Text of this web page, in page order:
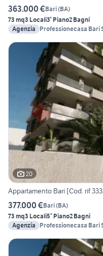
363.000 €Bari(BA)
73 mq3 Locali3° Piano2 Bagni
Agenzia
Professionecasa Bari
20
Appartamento Bari [Cod. rif
377.000 €Bari(BA)
73 mq3 Locali5° Piano2 Bagni
Agenzia
Professionecasa Bari